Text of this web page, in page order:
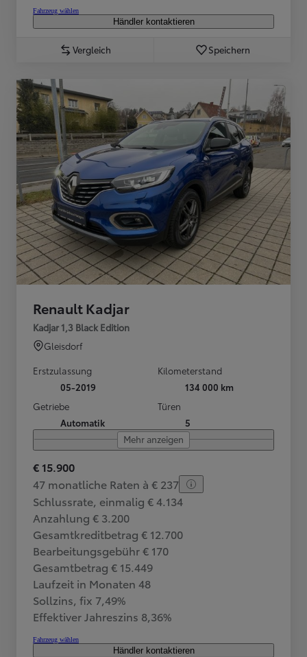
Fahrzeug wählen
Händler kontaktieren
Vergleich Speichern
Renault Kadjar
Kadjar 1,3 Black Edition
Gleisdorf
Erstzulassung
05-2019
Kilometerstand
134 000 km
Getriebe
Automatik
Türen
5
Mehr anzeigen
€ 15.900
47 monatliche Raten à € 237
Schlussrate, einmalig € 4.134
Anzahlung € 3.200
Gesamtkreditbetrag € 12.700
Bearbeitungsgebühr € 170
Gesamtbetrag € 15.449
Laufzeit in Monaten 48
Sollzins, fix 7,49%
Effektiver Jahreszins 8,36%
Fahrzeug wählen
Händler kontaktieren